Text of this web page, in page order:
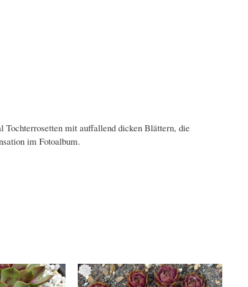
Tochterrosetten mit auffallend dicken Blättern, die
im Fotoalbum.